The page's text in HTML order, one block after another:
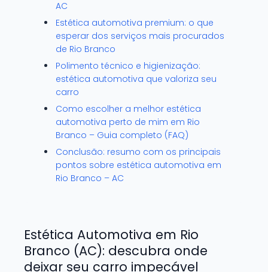
AC
Estética automotiva premium: o que
esperar dos serviços mais procurados
de Rio Branco
Polimento técnico e higienização:
estética automotiva que valoriza seu
carro
Como escolher a melhor estética
automotiva perto de mim em Rio
Branco – Guia completo (FAQ)
Conclusão: resumo com os principais
pontos sobre estética automotiva em
Rio Branco – AC
Estética Automotiva em Rio
Branco (AC): descubra onde
deixar seu carro impecável